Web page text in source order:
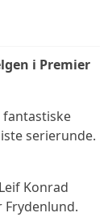
i Premier
serierunde.
Konrad
Frydenlund.